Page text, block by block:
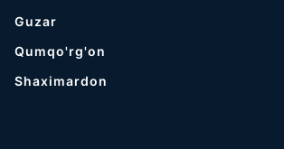
Guzar
Qumqo'rg'on
Shaximardon